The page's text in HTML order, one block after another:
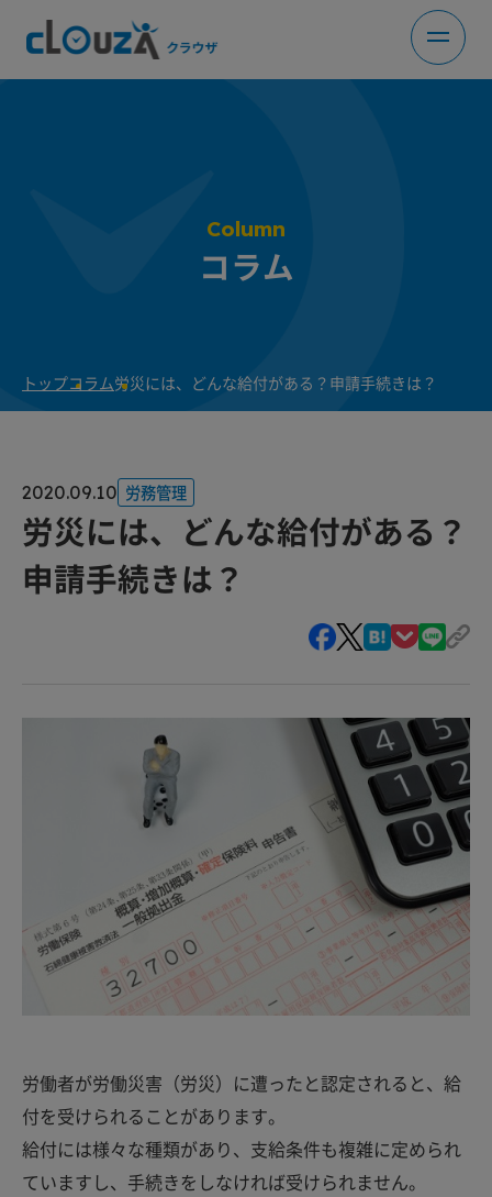
Column
コラム
トップコラム労災には、どんな給付がある？申請手続きは？
2020.09.10 労務管理
労災には、どんな給付がある？
申請手続きは？
労働者が労働災害（労災）に遭ったと認定されると、給
付を受けられることがあります。
給付には様々な種類があり、支給条件も複雑に定められ
ていますし、手続きをしなければ受けられません。